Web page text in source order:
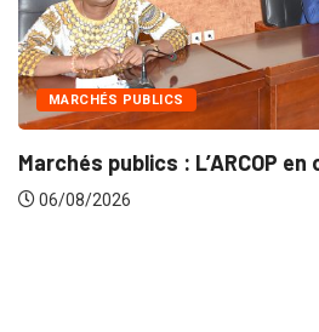
en croisade pour plus...